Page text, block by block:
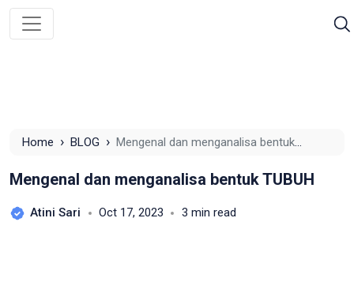
Home › BLOG › Mengenal dan menganalisa bentuk
Mengenal dan menganalisa bentuk TUBUH
Atini Sari Oct 17, 2023 3 min read